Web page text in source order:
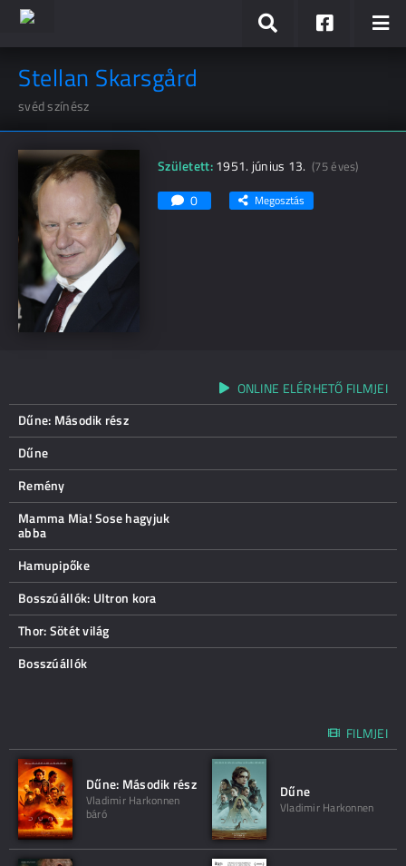
Stellan Skarsgård
svéd színész
Született:1951. június 13.(75 éves)
0 Megosztás
ONLINE ELÉRHETŐ FILMJEI
Dűne: Második rész
Dűne
Remény
Mamma Mia! Sose hagyjuk
abba
Hamupipőke
Bosszúállók: Ultron kora
Thor: Sötét világ
Bosszúállók
FILMJEI
Dűne: Második rész
Vladimir Harkonnen
báró
Dűne
Vladimir Harkonnen